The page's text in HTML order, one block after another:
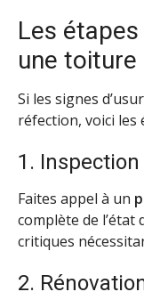
Les
une
Si les signes
réfection, voici les
1.
Faites appel à un
complète de
critiques
2.